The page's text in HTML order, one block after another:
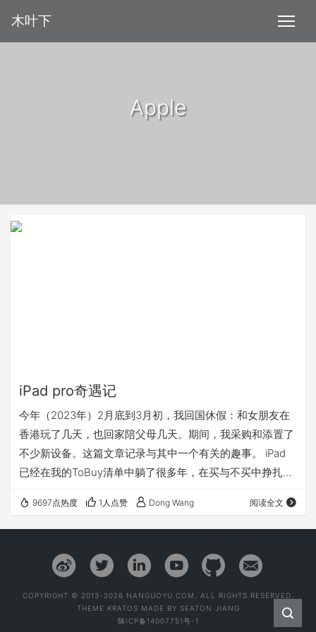
木叶下
Apple
iPad pro奇遇记
今年（2023年）2月底到3月初，我回国休假：和女朋友在
香港玩了几天，也回家陪父母几天。期间，我采购和添置了
不少新设备。这篇文章记录与其中一个有关的趣事。 iPad
已经在我的ToBuy清单中躺了很多年，在买与不买中挣扎
英寸 iPad Pro 无线局域网 + 蜂窝网络机型 256GB - 深空灰
色 (第五代)。也顺带买了翻新 Apple Pencil (第二代) 。两件
中国Apple …
9697点热度 1人点赞 Dong Wang 阅读全文
COPYRIGHT © 2013-2026 NANGUOYU.COM. ALL RIGHTS RESERVED.
THEME KRATOS MADE BY SEATON JIANG
陕ICP备14007751号-1